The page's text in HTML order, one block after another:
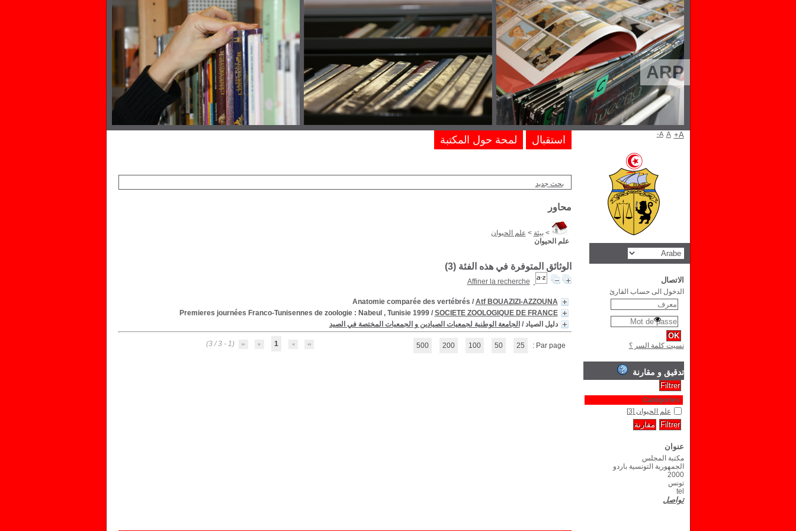
ARP
بحث جديد
محاور
>بيئة > علم الحيوان
علم الحيوان
الوثائق المتوفرة في هذه الفئة (3
)
Affiner la recherche
Anatomie comparée des vertébrés / Atf BOUAZIZI-AZZOUNA
Premieres journées Franco-Tunisennes de zoologie : Nabeul , Tunisie 1999/ SOCIETE ZOOLOGIQUE DE FRANCE
دليل الصياد / الجامعة الوطنية لجمعيات الصيادين و الجمعيات المختصة في الصيد
1
(1 - 3 / 3) Par page :
25
50
100
200
500
استقبال لمحة حول المكتبة A- A A+
الاتصال
الدخول الى حساب القارئ
نسيت كلمة السر ؟
تدقيق و مقارنة
Catégories
علم الحيوان [3]
عنوان
مكتبة المجلس
الجمهورية التونسية باردو
2000
تونس
tel
تواصل